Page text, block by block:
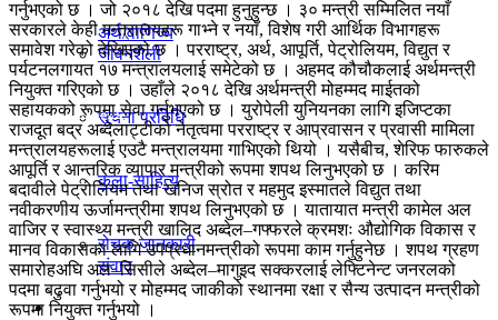
जीवनशैली
सूचना प्रविधि
कला-साहित्य
रोचक जानकारी
प्रदेश
अर्थ/वाणिज्य
धर्म/संस्कृति
विचार
संवाद
गर्नुभएको छ । जो २०१८ देखि पदमा हुनुहुन्छ । ३० मन्त्री सम्मिलित नयाँ
सरकारले केही मन्त्रालयहरू गाभ्ने र नयाँ, विशेष गरी आर्थिक विभागहरू
समावेश गरेको देखिएको छ । परराष्ट्र, अर्थ, आपूर्ति, पेट्रोलियम, विद्युत र
पर्यटनलगायत १७ मन्त्रालयलाई समेटेको छ । अहमद कौचौकलाई अर्थमन्त्री
नियुक्त गरिएको छ । उहाँले २०१८ देखि अर्थमन्त्री मोहम्मद माईतको
सहायकको रूपमा सेवा गर्नुभएको छ । युरोपेली युनियनका लागि इजिप्टका
राजदूत बद्र अब्देलाट्टीको नेतृत्वमा परराष्ट्र र आप्रवासन र प्रवासी मामिला
मन्त्रालयहरूलाई एउटै मन्त्रालयमा गाभिएको थियो । यसैबीच, शेरिफ फारुकले
आपूर्ति र आन्तरिक व्यापार मन्त्रीको रूपमा शपथ लिनुभएको छ । करिम
बदावीले पेट्रोलियम तथा खनिज स्रोत र महमुद इस्मातले विद्युत तथा
नवीकरणीय ऊर्जामन्त्रीमा शपथ लिनुभएको छ । यातायात मन्त्री कामेल अल
वाजिर र स्वास्थ्य मन्त्री खालिद अब्देल–गफ्फरले क्रमशः औद्योगिक विकास र
मानव विकासका लागि उपप्रधानमन्त्रीको रूपमा काम गर्नुहुनेछ । शपथ ग्रहण
समारोहअघि अल–सिसीले अब्देल–मागुइद सक्करलाई लेफ्टिनेन्ट जनरलको
पदमा बढुवा गर्नुभयो र मोहम्मद जाकीको स्थानमा रक्षा र सैन्य उत्पादन मन्त्रीको
रूपमा नियुक्त गर्नुभयो ।